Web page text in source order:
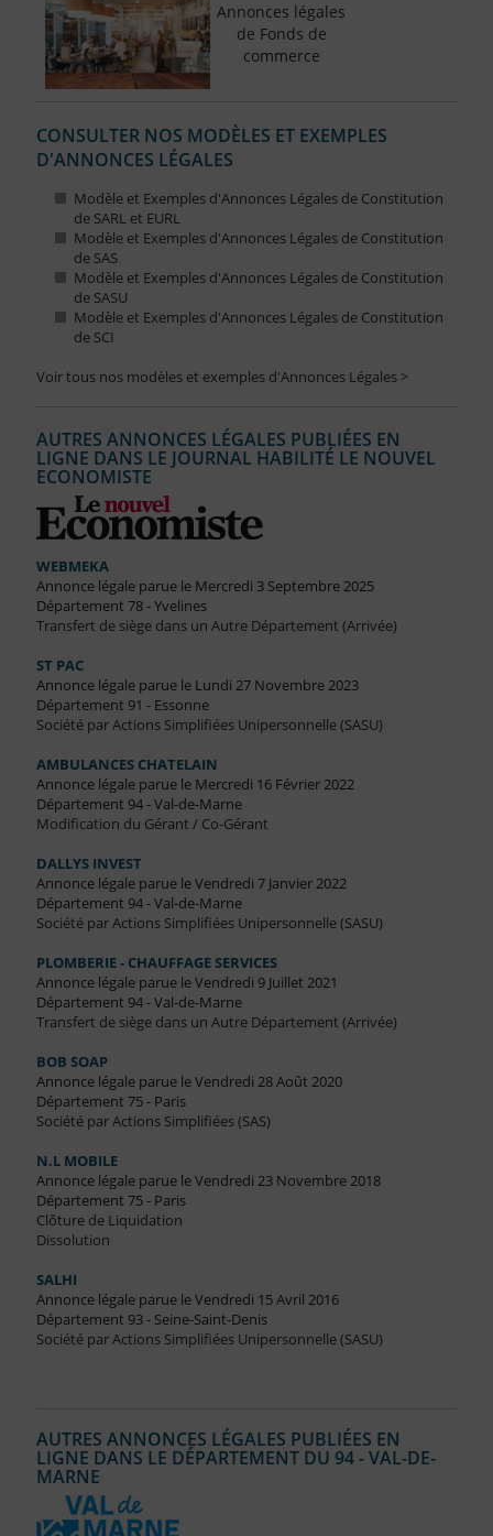
Annonces légales
de Fonds de
commerce
CONSULTER NOS MODÈLES ET EXEMPLES
D'ANNONCES LÉGALES
Modèle et Exemples d'Annonces Légales de Constitution
de SARL et EURL
Modèle et Exemples d'Annonces Légales de Constitution
de SAS
Modèle et Exemples d'Annonces Légales de Constitution
de SASU
Modèle et Exemples d'Annonces Légales de Constitution
de SCI
Voir tous nos modèles et exemples d'Annonces Légales >
AUTRES ANNONCES LÉGALES PUBLIÉES EN
LIGNE DANS LE JOURNAL HABILITÉ LE NOUVEL
ECONOMISTE
WEBMEKA
Annonce légale parue le Mercredi 3 Septembre 2025
Département 78 - Yvelines
Transfert de siège dans un Autre Département (Arrivée)
ST PAC
Annonce légale parue le Lundi 27 Novembre 2023
Département 91 - Essonne
Société par Actions Simplifiées Unipersonnelle (SASU)
AMBULANCES CHATELAIN
Annonce légale parue le Mercredi 16 Février 2022
Département 94 - Val-de-Marne
Modification du Gérant / Co-Gérant
DALLYS INVEST
Annonce légale parue le Vendredi 7 Janvier 2022
Département 94 - Val-de-Marne
Société par Actions Simplifiées Unipersonnelle (SASU)
PLOMBERIE - CHAUFFAGE SERVICES
Annonce légale parue le Vendredi 9 Juillet 2021
Département 94 - Val-de-Marne
Transfert de siège dans un Autre Département (Arrivée)
BOB SOAP
Annonce légale parue le Vendredi 28 Août 2020
Département 75 - Paris
Société par Actions Simplifiées (SAS)
N.L MOBILE
Annonce légale parue le Vendredi 23 Novembre 2018
Département 75 - Paris
Clôture de Liquidation
Dissolution
SALHI
Annonce légale parue le Vendredi 15 Avril 2016
Département 93 - Seine-Saint-Denis
Société par Actions Simplifiées Unipersonnelle (SASU)
AUTRES ANNONCES LÉGALES PUBLIÉES EN
LIGNE DANS LE DÉPARTEMENT DU 94 - VAL-DE-
MARNE